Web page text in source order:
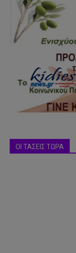
ΟΙ ΤΑΣΕΙΣ ΤΩΡΑ